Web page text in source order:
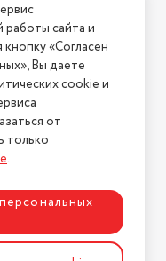
Напишите нам
У нас есть всё!
сайта и
«Согласен
Вы даете
cookie и
от
только
.